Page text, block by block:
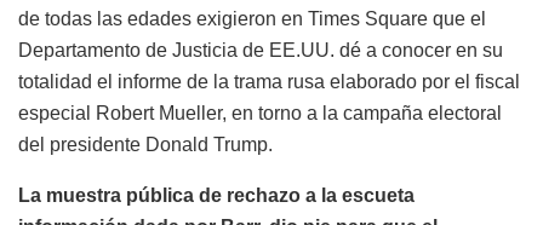
de todas las edades exigieron en Times Square que el
Departamento de Justicia de EE.UU. dé a conocer en su
totalidad el informe de la trama rusa elaborado por el fiscal
especial Robert Mueller, en torno a la campaña electoral
del presidente Donald Trump.
La muestra pública de rechazo a la escueta